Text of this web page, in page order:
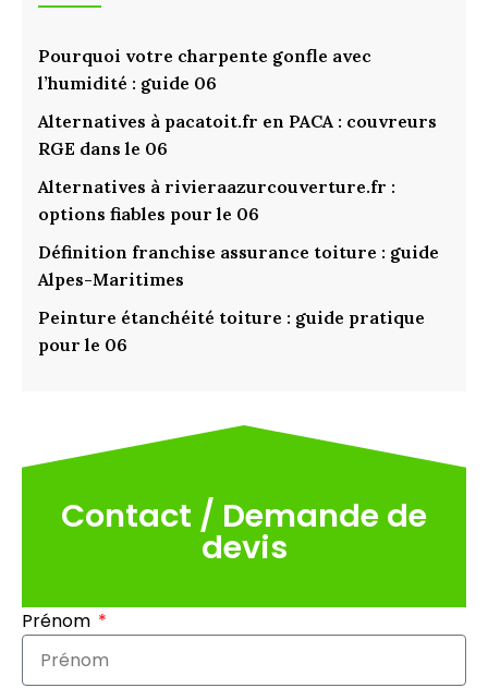
Pourquoi votre charpente gonfle avec
l’humidité : guide 06
Alternatives à pacatoit.fr en PACA : couvreurs
RGE dans le 06
Alternatives à rivieraazurcouverture.fr :
options fiables pour le 06
Définition franchise assurance toiture : guide
Alpes-Maritimes
Peinture étanchéité toiture : guide pratique
pour le 06
Contact / Demande de
devis
Prénom